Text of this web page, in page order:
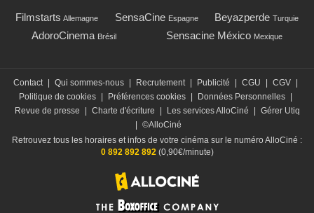
Filmstarts Allemagne SensaCine Espagne Beyazperde Turquie
AdoroCinema Brésil Sensacine México Mexique
Contact | Qui sommes-nous | Recrutement | Publicité | CGU | CGV |
Politique de cookies | Préférences cookies | Données Personnelles |
Revue de presse
| Charte d'écriture | Les services AlloCiné | Gérer Utiq
| ©AlloCiné
Retrouvez tous les horaires et infos de votre cinéma sur le numéro AlloCiné :
0 892 892 892 (0,90€/minute)